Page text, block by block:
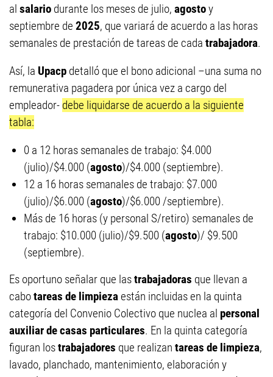
al salario durante los meses de julio, agostoy
septiembre de 2025, que variará de acuerdo a las horas
semanales de prestación de tareas de cada trabajadora.
Así, la Upacp detalló que el bono adicional –una suma no
remunerativa pagadera por única vez a cargo del
empleador- debe liquidarse de acuerdo a la siguiente
tabla:
0 a 12 horas semanales de trabajo: $4.000
(julio)/$4.000 (agosto)/$4.000 (septiembre).
12 a 16 horas semanales de trabajo: $7.000
(julio)/$6.000 (agosto)/$6.000 /septiembre).
Más de 16 horas (y personal S/retiro) semanales de
trabajo: $10.000 (julio)/$9.500 (agosto)/ $9.500
(septiembre).
Es oportuno señalar que lastrabajadoras que llevan a
cabotareas de limpiezaestán incluidas en la quinta
categoría del Convenio Colectivo que nuclea al personal
auxiliar de casas particulares. En la quinta categoría
figuran lostrabajadores que realizan tareas de limpieza,
lavado, planchado, mantenimiento, elaboración y